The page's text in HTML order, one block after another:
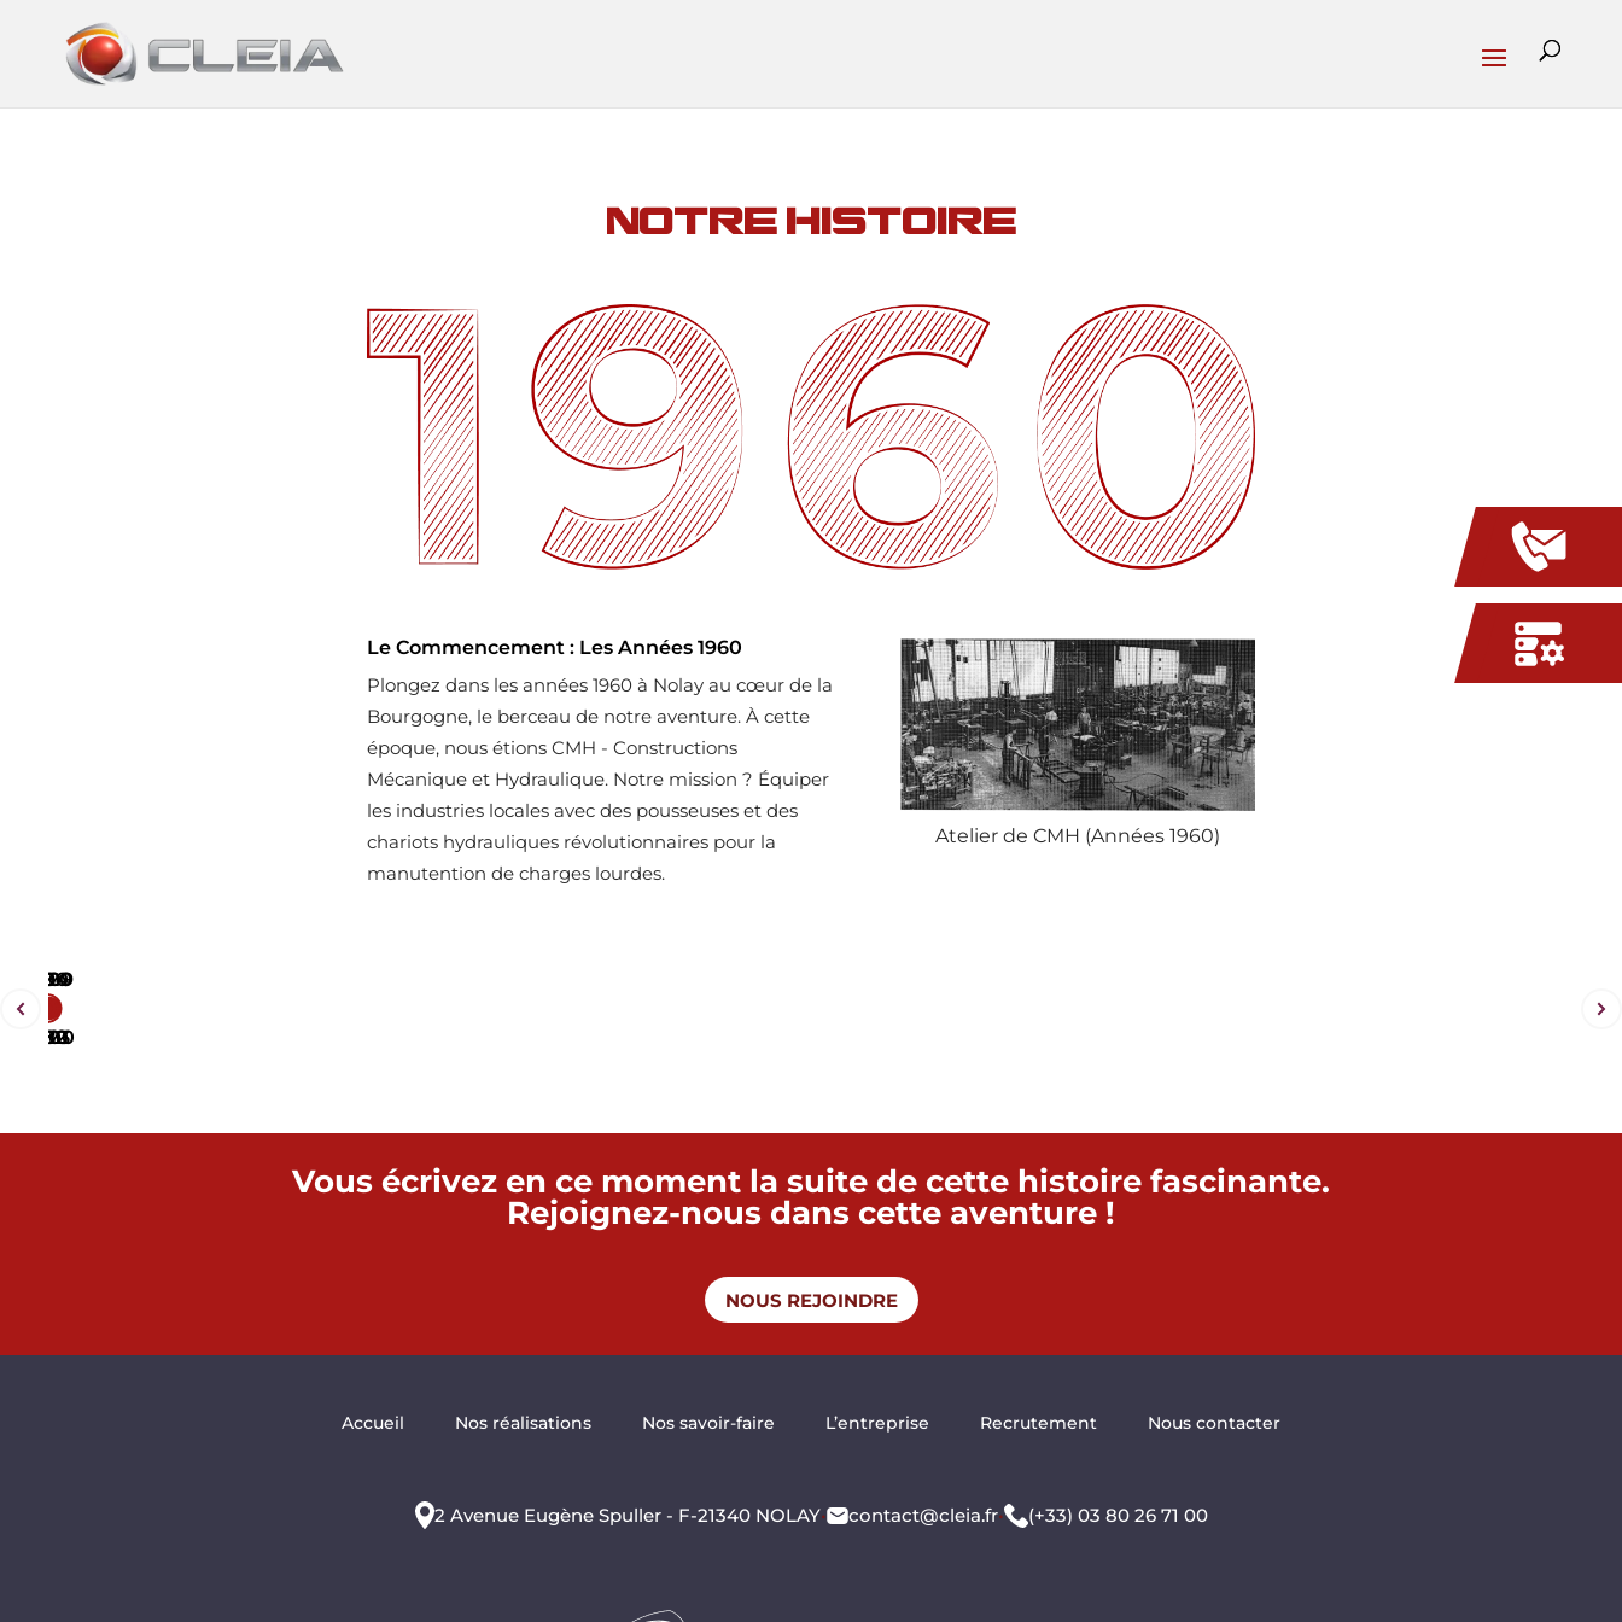
NOTRE HISTOIRE
Le Commencement : Les Années 1960
Plongez dans les années 1960 à Nolay au cœur de la
Bourgogne, le berceau de notre aventure. À cette
époque, nous étions CMH - Constructions
Mécanique et Hydraulique. Notre mission ? Équiper
les industries locales avec des pousseuses et des
chariots hydrauliques révolutionnaires pour la
manutention de charges lourdes.
Atelier de CMH (Années 1960)
1960
1980
1994
2000
2009
2012
2020
2023
Vous écrivez en ce moment la suite de cette histoire fascinante.
Rejoignez-nous dans cette aventure !
NOUS REJOINDRE
Accueil Nos réalisations Nos savoir-faire L’entreprise Recrutement Nous contacter
2 Avenue Eugène Spuller - F-21340 NOLAY• contact@cleia.fr• (+33) 03 80 26 71 00